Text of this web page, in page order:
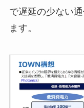
で遅延の少ない
ます。